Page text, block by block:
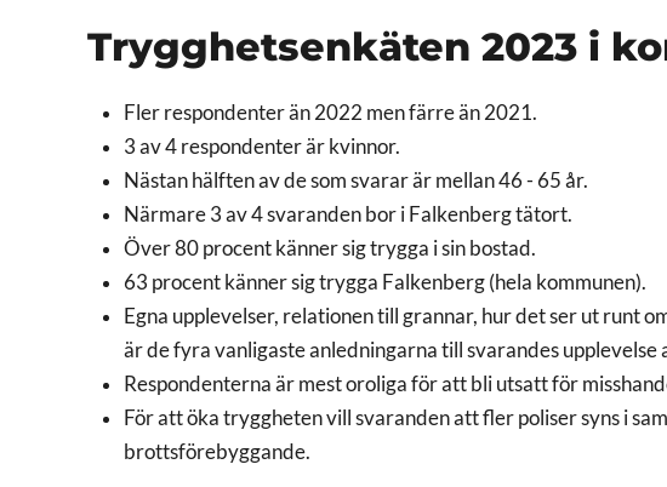
Trygghetsenkäten 2023 i
Fler respondenter än 2022 men färre än 2021.
3 av 4 respondenter är kvinnor.
Nästan hälften av de som svarar är mellan 46 - 65 år.
Närmare 3 av 4 svaranden bor i Falkenberg tätort.
Över 80 procent känner sig trygga i sin bostad.
63 procent känner sig trygga Falkenberg (hela kommunen).
Egna upplevelser, relationen till grannar, hur det ser ut runt
är de fyra vanligaste anledningarna till svarandes upplevelse
Respondenterna är mest oroliga för att bli utsatt för
För att öka tryggheten vill svaranden att fler poliser syns i
brottsförebyggande.